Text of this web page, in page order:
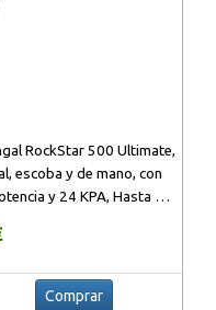
RockStar 500 Ultimate,
escoba y de mano, con
y 24 KPA, Hasta 65
Comprar